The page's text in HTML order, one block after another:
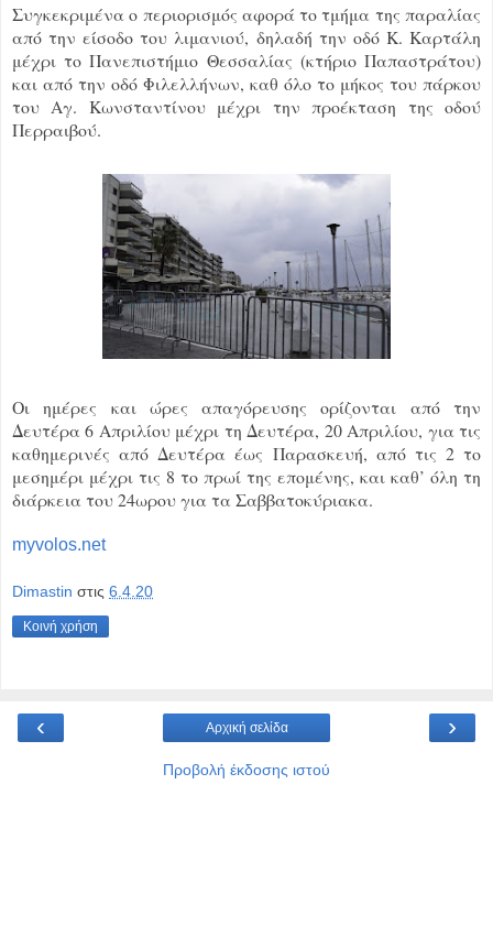
Συγκεκριμένα ο περιορισμός αφορά το τμήμα της παραλίας
από την είσοδο του λιμανιού, δηλαδή την οδό Κ. Καρτάλη
μέχρι το Πανεπιστήμιο Θεσσαλίας (κτήριο Παπαστράτου)
και από την οδό Φιλελλήνων, καθ όλο το μήκος του πάρκου
του Αγ. Κωνσταντίνου μέχρι την προέκταση της οδού
Περραιβού.
Οι ημέρες και ώρες απαγόρευσης ορίζονται από την
Δευτέρα 6 Απριλίου μέχρι τη Δευτέρα, 20 Απριλίου, για τις
καθημερινές από Δευτέρα έως Παρασκευή, από τις 2 το
μεσημέρι μέχρι τις 8 το πρωί της επομένης, και καθ’ όλη τη
διάρκεια του 24ωρου για τα Σαββατοκύριακα.
myvolos.net
Dimastin στις 6.4.20
Κοινή χρήση
‹ ›
Αρχική σελίδα
Προβολή έκδοσης ιστού